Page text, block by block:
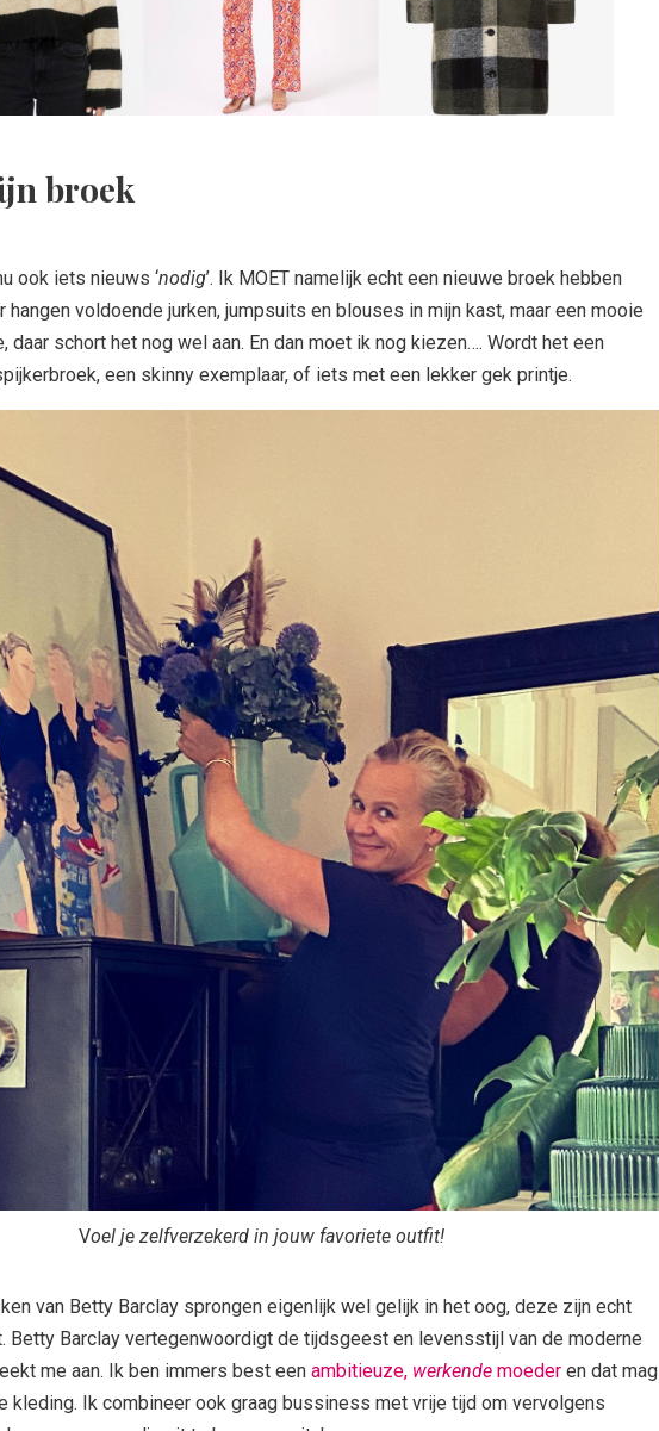
broek
ook iets nieuws ‘nodig’. Ik MOET namelijk echt een nieuwe broek hebben
hangen voldoende jurken, jumpsuits en blouses in mijn kast, maar een mooie
daar schort het nog wel aan. En dan moet ik nog kiezen…. Wordt het een
een skinny exemplaar, of iets met een lekker gek printje.
Voel je zelfverzekerd in jouw favoriete outfit!
van Betty Barclay sprongen eigenlijk wel gelijk in het oog, deze zijn echt
Betty Barclay vertegenwoordigt de tijdsgeest en levensstijl van de moderne
me aan. Ik ben immers best een ambitieuze, werkende moeder en dat mag
kleding. Ik combineer ook graag bussiness met vrije tijd om vervolgens